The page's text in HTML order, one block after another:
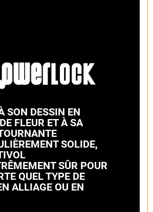
SON DESSIN EN
FLEUR ET À SA
SOLIDE,
SÛR POUR
QUEL TYPE DE
ALLIAGE OU EN